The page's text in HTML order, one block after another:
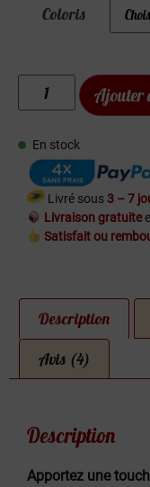
Coloris
Ajouter
En stock
Livré sous 3 – 7
Livraison gratuite
Satisfait ou
Description
Avis (4)
Description
Apportez une